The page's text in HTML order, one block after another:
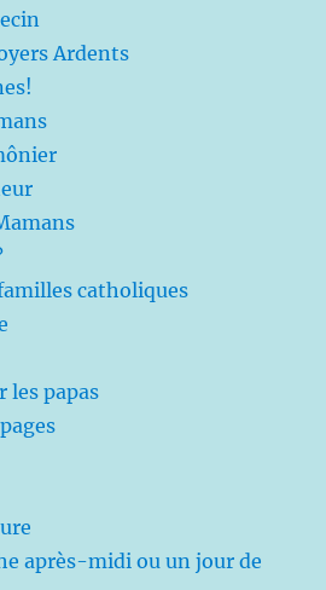
Ardents
catholiques
les papas
après-midi ou un jour de